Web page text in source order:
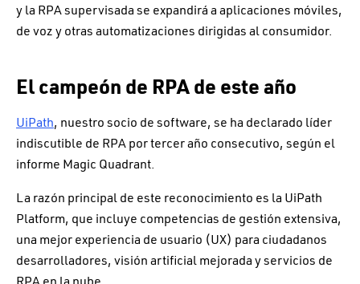
y la RPA supervisada se expandirá a aplicaciones móviles,
de voz y otras automatizaciones dirigidas al consumidor.
El campeón de RPA de este año
UiPath, nuestro socio de software, se ha declarado líder
indiscutible de RPA por tercer año consecutivo, según el
informe Magic Quadrant.
La razón principal de este reconocimiento es la UiPath
Platform, que incluye competencias de gestión extensiva,
una mejor experiencia de usuario (UX) para ciudadanos
desarrolladores, visión artificial mejorada y servicios de
RPA en la nube.